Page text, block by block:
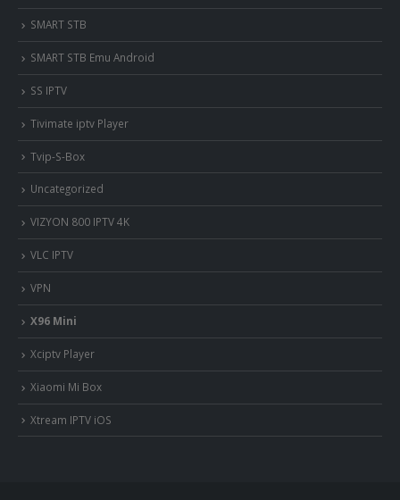
SMART STB
SMART STB Emu Android
SS IPTV
Tivimate iptv Player
Tvip-S-Box
Uncategorized
VIZYON 800 IPTV 4K
VLC IPTV
VPN
X96 Mini
Xciptv Player
Xiaomi Mi Box
Xtream IPTV iOS